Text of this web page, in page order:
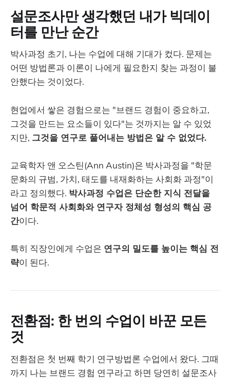
설문조사만 생각했던 내가 빅데이
터를 만난 순간
박사과정 초기, 나는 수업에 대해 기대가 컸다. 문제는
어떤 방법론과 이론이 나에게 필요한지 찾는 과정이 불
안했다는 것이었다.
현업에서 쌓은 경험으로는 "브랜드 경험이 중요하고,
그것을 만드는 요소들이 있다"는 것까지는 알 수 있었
지만, 그것을 연구로 풀어내는 방법은 알 수 없었다.
교육학자 앤 오스틴(Ann Austin)은 박사과정을 "학문
문화의 규범, 가치, 태도를 내재화하는 사회화 과정"이
라고 정의했다. 박사과정 수업은 단순한 지식 전달을
넘어 학문적 사회화와 연구자 정체성 형성의 핵심 공
간이다.
특히 직장인에게 수업은 연구의 밀도를 높이는 핵심 전
략이 된다.
전환점: 한 번의 수업이 바꾼 모든
것
전환점은 첫 번째 학기 연구방법론 수업에서 왔다. 그때
까지 나는 브랜드 경험 연구라고 하면 당연히 설문조사